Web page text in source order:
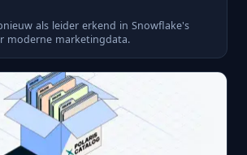
als leider erkend in Snowflake's
moderne marketingdata.